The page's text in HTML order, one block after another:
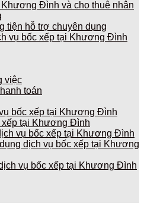
Đình và cho thuê nhân
tiện hỗ trợ chuyên dụng
vụ bốc xếp tại Khương Đình
việc
toán
bốc xếp tại Khương Đình
xếp tại Khương Đình
vụ bốc xếp tại Khương Đình
dịch vụ bốc xếp tại Khương
vụ bốc xếp tại Khương Đình